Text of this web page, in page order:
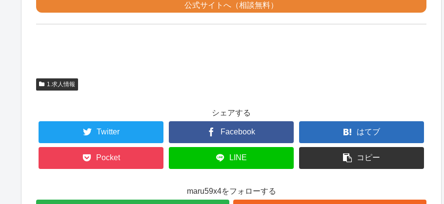
公式サイトへ（相談無料）
1.求人情報
シェアする
Twitter Facebook はてブ
Pocket LINE コピー
maru59x4をフォローする